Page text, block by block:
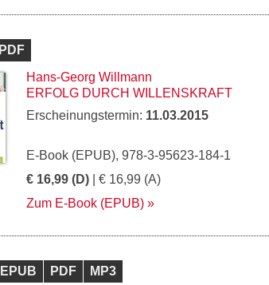
PDF
Hans-Georg Willmann
ERFOLG DURCH WILLENSKRAFT
Erscheinungstermin: 11.03.2015
E-Book (EPUB), 978-3-95623-184-1
€ 16,99 (D) | € 16,99 (A)
Zum E-Book (EPUB)
EPUB PDF
MP3